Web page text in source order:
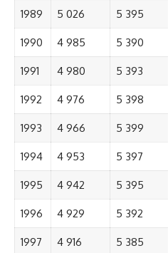
1989 5 026 5 395
1990 4 985 5 390
1991 4 980 5 393
1992 4 976 5 398
1993 4 966 5 399
1994 4 953 5 397
1995 4 942 5 395
1996 4 929 5 392
1997 4 916 5 385